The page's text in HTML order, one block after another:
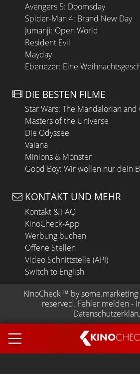
KINO
Avengers 5: Doomsday
Spider-Man 4: Brand New Day
Jumanji: Open World
Resident Evil
Mayday
Ebenezer: Eine
DIE BESTEN FILME
Star Wars: The Mandalorian and
Masters of the Universe
Die Odyssee
Vaiana
Minions & Monster
Good Boy: Wir wollen nur dein
KONTAKT UND MEHR
Kontakt & FAQ
KinoCheck-App
Werbung buchen
Offene Stellen
Video Schnittstelle (API)
Switch to English
KinoCheck ™ by
reserved. Fehler melden -